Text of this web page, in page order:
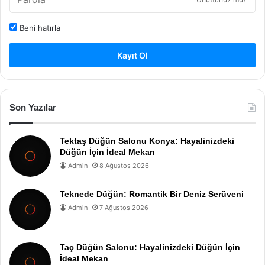
Beni hatırla
Kayıt Ol
Son Yazılar
Tektaş Düğün Salonu Konya: Hayalinizdeki
Düğün İçin İdeal Mekan
Admin 8 Ağustos 2026
Teknede Düğün: Romantik Bir Deniz Serüveni
Admin 7 Ağustos 2026
Taç Düğün Salonu: Hayalinizdeki Düğün İçin
İdeal Mekan